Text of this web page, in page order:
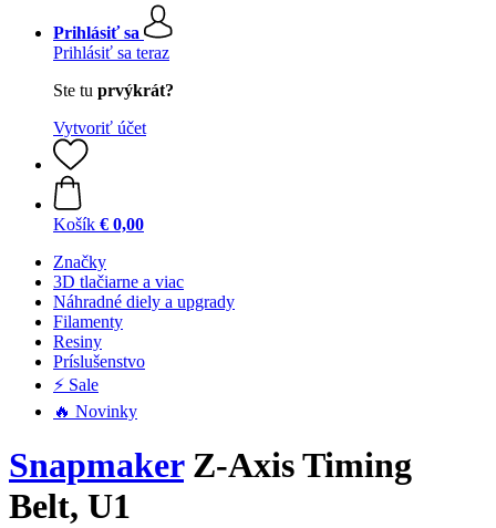
Prihlásiť sa
Prihlásiť sa teraz
Ste tu prvýkrát?
Vytvoriť účet
Košík € 0,00
Značky
3D tlačiarne a viac
Náhradné diely a upgrady
Filamenty
Resiny
Príslušenstvo
⚡ Sale
🔥 Novinky
SnapmakerZ-Axis Timing
Belt, U1